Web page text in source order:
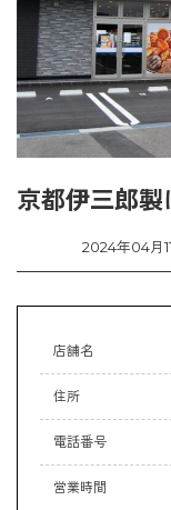
京都伊三郎
2024年04月
店舗名
住所
電話番号
営業時間